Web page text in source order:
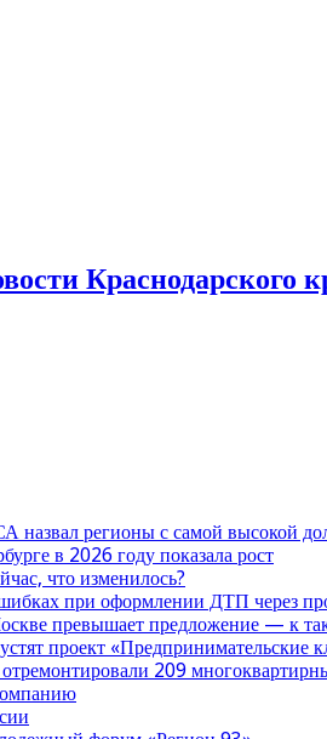
Краснодарского
регионы с самой высокой
в 2026 году показала рост
что изменилось?
при оформлении ДТП через
превышает предложение — к
проект «Предпринимательские
209